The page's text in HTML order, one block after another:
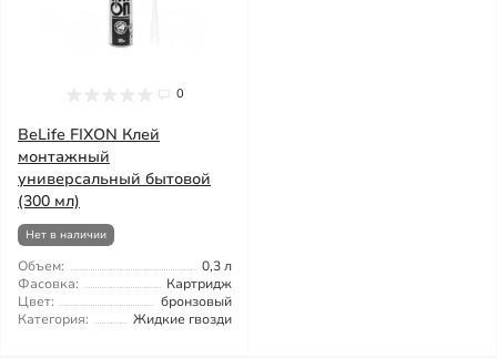
0
BeLife FIXON Клей
монтажный
универсальный бытовой
(300 мл)
Нет в наличии
Объем:
0,3 л
Фасовка:
Картридж
Цвет:
бронзовый
Категория:
Жидкие гвозди